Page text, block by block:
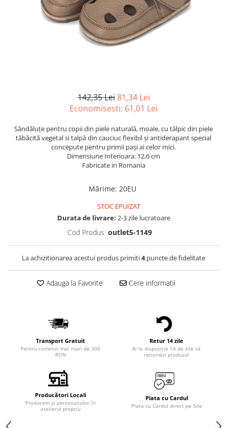
142,35 Lei 81,34 Lei
Economisesti: 61,01 Lei
Săndăluțe pentru copii din piele naturală, moale, cu tălpic din piele
tăbăcită vegetal si talpă din cauciuc flexibil și antiderapant special
concepute pentru primii pași ai celor mici.
Dimensiune Interioara: 12,6 cm
Fabricate in Romania
Mărime: 20EU
STOC EPUIZAT
Durata de livrare: 2-3 zile lucratoare
Cod Produs: outlet5-1149
La achizitionarea acestui produs primiti4puncte de fidelitate
Adauga la Favorite Cere informatii
Transport Gratuit
Pentru comenzi mai mari de 300
RON
Retur 14 zile
Ai la dispoziție 14 de zile să
returnezi produsul
Producători Locali
Producem și personalizăm în
atelierul propriu
Plata cu Cardul
Plata cu Cardul direct pe Site